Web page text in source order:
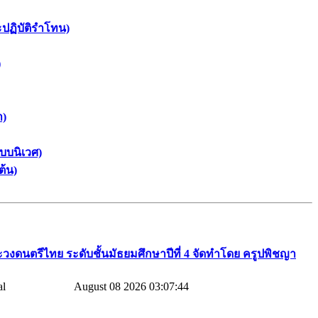
ฏิบัติรำโทน)
)
บนิเวศ)
น)
วงดนตรีไทย​ ระดับชั้นมัธยมศึกษาปีที่​ 4​ จัดทำโดย​ ครูปพิชญา​
August 08 2026 03:07:44